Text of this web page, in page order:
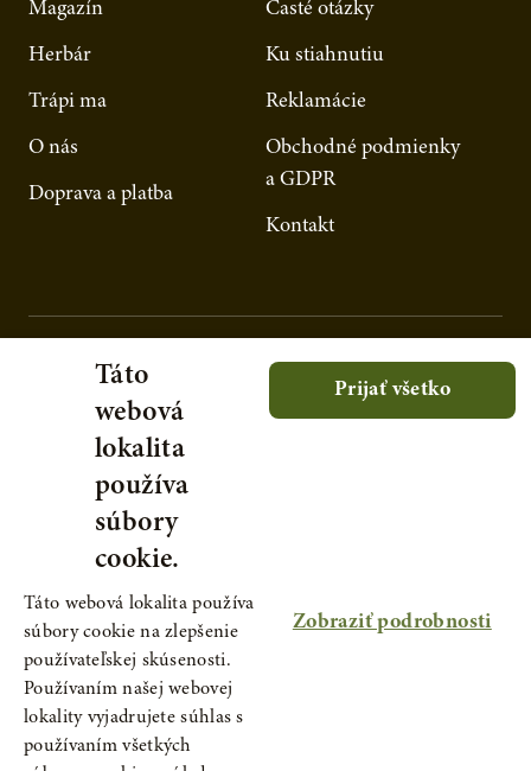
Magazín
Herbár
Trápi ma
O nás
Doprava a platba
Časté otázky
Ku stiahnutiu
Reklamácie
Obchodné podmienky
a GDPR
Kontakt
© 2021 Serafin - prírodné produkty, s.r.o., IČ:
46381881, IČDPH: SK2023353805. Spoločnosť
Táto
webová
lokalita
používa
súbory
cookie.
Táto webová lokalita používa
súbory cookie na zlepšenie
používateľskej skúsenosti.
Používaním našej webovej
lokality vyjadrujete súhlas s
používaním všetkých
Prijať všetko
Zobraziť podrobnosti